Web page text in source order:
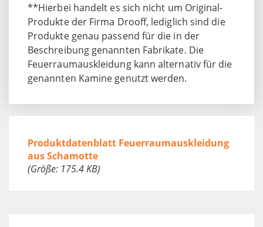
**Hierbei handelt es sich nicht um Original-
Produkte der Firma Drooff, lediglich sind die
Produkte genau passend für die in der
Beschreibung genannten Fabrikate. Die
Feuerraumauskleidung kann alternativ für die
genannten Kamine genutzt werden.
Produktdatenblatt Feuerraumauskleidung
aus Schamotte
(Größe: 175.4 KB)